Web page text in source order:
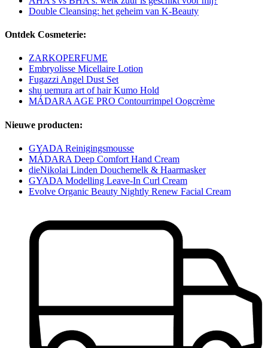
Double Cleansing: het geheim van K-Beauty
Ontdek Cosmeterie:
ZARKOPERFUME
Embryolisse Micellaire Lotion
Fugazzi Angel Dust Set
shu uemura art of hair Kumo Hold
MÁDARA AGE PRO Contourrimpel Oogcrème
Nieuwe producten:
GYADA Reinigingsmousse
MÁDARA Deep Comfort Hand Cream
dieNikolai Linden Douchemelk & Haarmasker
GYADA Modelling Leave-In Curl Cream
Evolve Organic Beauty Nightly Renew Facial Cream